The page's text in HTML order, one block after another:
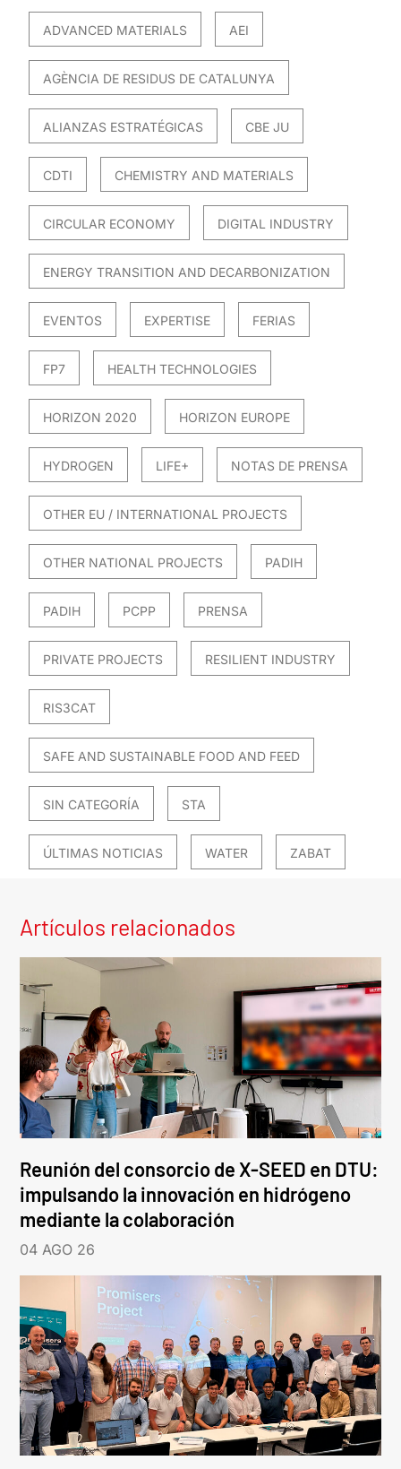
ADVANCED MATERIALS AEI
AGÈNCIA DE RESIDUS DE CATALUNYA
ALIANZAS ESTRATÉGICAS CBE JU
CDTI CHEMISTRY AND MATERIALS
CIRCULAR ECONOMY DIGITAL INDUSTRY
ENERGY TRANSITION AND DECARBONIZATION
EVENTOS EXPERTISE FERIAS
FP7 HEALTH TECHNOLOGIES
HORIZON 2020 HORIZON EUROPE
HYDROGEN LIFE+ NOTAS DE PRENSA
OTHER EU / INTERNATIONAL PROJECTS
OTHER NATIONAL PROJECTS PADIH
PADIH PCPP PRENSA
PRIVATE PROJECTS RESILIENT INDUSTRY
RIS3CAT
SAFE AND SUSTAINABLE FOOD AND FEED
SIN CATEGORÍA STA
ÚLTIMAS NOTICIAS WATER ZABAT
Artículos relacionados
Reunión del consorcio de X-SEED en DTU:
impulsando la innovación en hidrógeno
mediante la colaboración
04 AGO 26